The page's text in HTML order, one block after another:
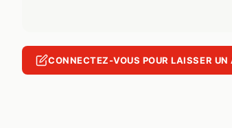
CONNECTEZ-VOUS POUR LAISSER UN